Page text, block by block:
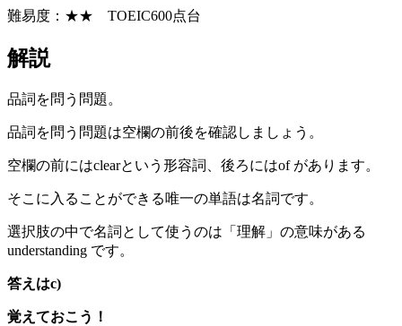
難易度：★★ TOEIC600点台
解説
品詞を問う問題。
品詞を問う問題は空欄の前後を確認しましょう。
空欄の前にはclearという形容詞、後ろにはof があります。
そこに入ることができる唯一の単語は名詞です。
選択肢の中で名詞として使うのは「理解」の意味がある
understanding です。
答えはc)
覚えておこう！